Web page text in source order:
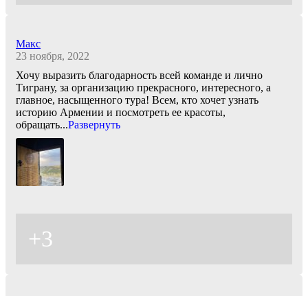
Макс
23 ноября, 2022
Хочу выразить благодарность всей команде и лично
Тиграну, за организацию прекрасного, интересного, а
главное, насыщенного тура! Всем, кто хочет узнать
историю Армении и посмотреть ее красоты,
обращать...Развернуть
+3